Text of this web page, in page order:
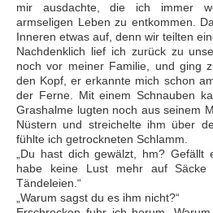
mir ausdachte, die ich immer
armseligen Leben zu entkommen.
Inneren etwas auf, denn wir teilten
Nachdenklich lief ich zurück zu
noch vor meiner Familie, und ging
den Kopf, er erkannte mich schon
der Ferne. Mit einem Schnauben
Grashalme lugten noch aus seinem
Nüstern und streichelte ihm über
fühlte ich getrockneten Schlamm.
„Du hast dich gewälzt, hm?
habe keine Lust mehr auf Säcke
Tändeleien.“
„Warum sagst du es ihm nicht?“